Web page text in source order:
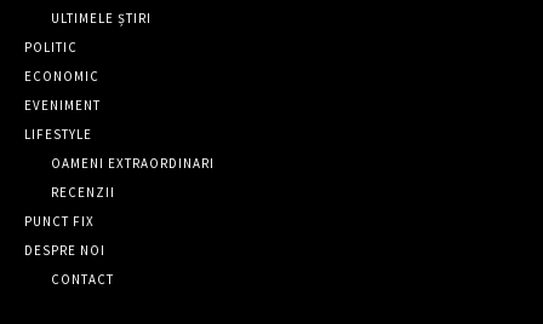
ULTIMELE ȘTIRI
POLITIC
ECONOMIC
EVENIMENT
LIFESTYLE
OAMENI EXTRAORDINARI
RECENZII
PUNCT FIX
DESPRE NOI
CONTACT